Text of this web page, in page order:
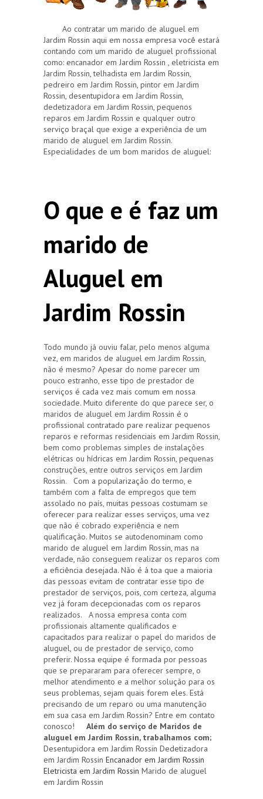
Ao contratar um marido de aluguel em
Jardim Rossin aqui em nossa empresa você estará
contando com um marido de aluguel profissional
como: encanador em Jardim Rossin , eletricista em
Jardim Rossin, telhadista em Jardim Rossin,
pedreiro em Jardim Rossin, pintor em Jardim
Rossin, desentupidora em Jardim Rossin,
dedetizadora em Jardim Rossin, pequenos
reparos em Jardim Rossin e qualquer outro
serviço braçal que exige a experiência de um
marido de aluguel em Jardim Rossin.
Especialidades de um bom maridos de aluguel:
O que e é faz um
marido de
Aluguel em
Jardim Rossin
Todo mundo já ouviu falar, pelo menos alguma
vez, em maridos de aluguel em Jardim Rossin,
não é mesmo? Apesar do nome parecer um
pouco estranho, esse tipo de prestador de
serviços é cada vez mais comum em nossa
sociedade. Muito diferente do que parece ser, o
maridos de aluguel em Jardim Rossin é o
profissional contratado pare realizar pequenos
reparos e reformas residenciais em Jardim Rossin,
bem como problemas simples de instalações
elétricas ou hídricas em Jardim Rossin, pequenas
construções, entre outros serviços em Jardim
Rossin. Com a popularização do termo, e
também com a falta de empregos que tem
assolado no país, muitas pessoas costumam se
oferecer para realizar esses serviços, uma vez
que não é cobrado experiência e nem
qualificação. Muitos se autodenominam como
marido de aluguel em Jardim Rossin, mas na
verdade, não conseguem realizar os reparos com
a eficiência desejada. Não é à toa que a maioria
das pessoas evitam de contratar esse tipo de
prestador de serviços, pois, com certeza, alguma
vez já foram decepcionadas com os reparos
realizados. A nossa empresa conta com
profissionais altamente qualificados e
capacitados para realizar o papel do maridos de
aluguel, ou de prestador de serviço, como
preferir. Nossa equipe é formada por pessoas
que se prepararam para oferecer sempre, o
melhor atendimento e a melhor solução para os
seus problemas, sejam quais forem eles. Está
precisando de um reparo ou uma manutenção
em sua casa em Jardim Rossin? Entre em contato
conosco! Além do serviço de Maridos de
aluguel em Jardim Rossin, trabalhamos com;
Desentupidora em Jardim Rossin Dedetizadora
em Jardim Rossin Encanador em Jardim Rossin
Eletricista em Jardim Rossin Marido de aluguel
em Jardim Rossin